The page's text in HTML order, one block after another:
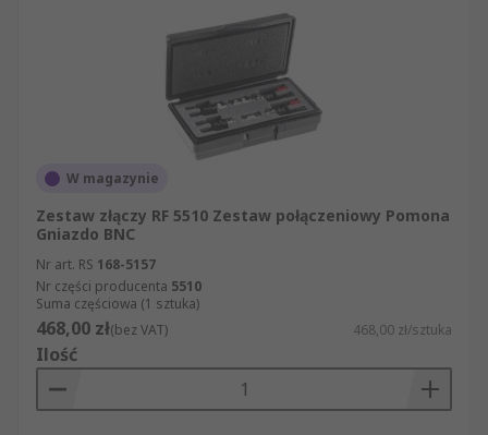
W magazynie
Zestaw złączy RF 5510 Zestaw połączeniowy Pomona
Gniazdo BNC
Nr art. RS 168-5157
Nr części producenta 5510
Suma częściowa (1 sztuka)
468,00 zł(bez VAT) 468,00 zł/sztuka
Ilość